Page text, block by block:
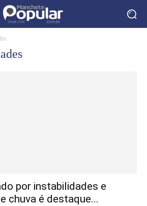
por instabilidades e
chuva é destaque...